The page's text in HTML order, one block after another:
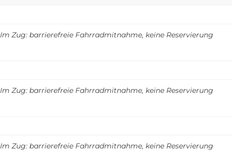
Im Zug: barrierefreie Fahrradmitnahme, keine Reservierung
Im Zug: barrierefreie Fahrradmitnahme, keine Reservierung
Im Zug: barrierefreie Fahrradmitnahme, keine Reservierung